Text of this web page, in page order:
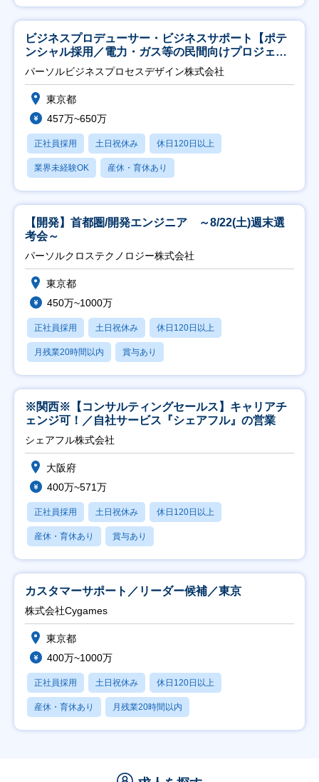
ビジネスプロデューサー・ビジネスサポート【ポテ
ンシャル採用／電力・ガス等の民間向けプロジェク
ト推進】
パーソルビジネスプロセスデザイン株式会社
東京都
457万~650万
正社員採用 土日祝休み 休日120日以上
業界未経験OK 産休・育休あり
【開発】首都圏/開発エンジニア ～8/22(土)週末選
考会～
パーソルクロステクノロジー株式会社
東京都
450万~1000万
正社員採用 土日祝休み 休日120日以上
月残業20時間以内 賞与あり
※関西※【コンサルティングセールス】キャリアチ
ェンジ可！／自社サービス『シェアフル』の営業
シェアフル株式会社
大阪府
400万~571万
正社員採用 土日祝休み 休日120日以上
産休・育休あり 賞与あり
カスタマーサポート／リーダー候補／東京
株式会社Cygames
東京都
400万~1000万
正社員採用 土日祝休み 休日120日以上
産休・育休あり 月残業20時間以内